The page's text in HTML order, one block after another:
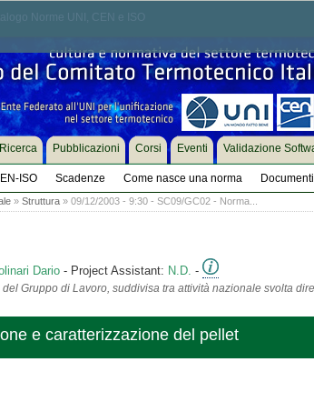
ISO Scadenze Come nasce una norma
Ricerca Pubblicazioni Corsi Eventi Validazione
» Struttura» 09/12/2003 - 9:30 - SC09/GC02 - Norma...
Dario- Project Assistant: N.D. -
Gruppo di Lavoro, suddivisa tra attività nazionale svolta
e caratterizzazione del pellet